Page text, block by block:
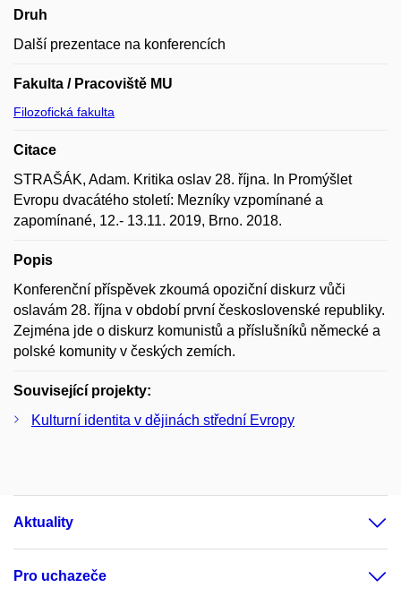
Druh
Další prezentace na konferencích
Fakulta / Pracoviště MU
Filozofická fakulta
Citace
STRAŠÁK, Adam. Kritika oslav 28. října. In Promýšlet
Evropu dvacátého století: Mezníky vzpomínané a
zapomínané, 12.- 13.11. 2019, Brno. 2018.
Popis
Konferenční příspěvek zkoumá opoziční diskurz vůči
oslavám 28. října v období první československé republiky.
Zejména jde o diskurz komunistů a příslušníků německé a
polské komunity v českých zemích.
Související projekty:
Kulturní identita v dějinách střední Evropy
Aktuality
Pro uchazeče